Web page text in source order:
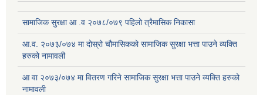
सामाजिक सुरक्षा आ .व २०७८/०७९ पहिलो त्रैमासिक निकासा
आ.व. २०७३/०७४ मा दोस्रो चौमासिकको सामाजिक सुरक्षा भत्ता पाउने व्यक्ति
हरुको नामावली
आ वा २०७३/०७४ मा वितरण गरिने सामाजिक सुरक्षा भत्ता पाउने व्यक्ति हरुको
नामावली